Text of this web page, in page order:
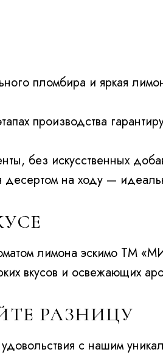
пломбира и яркая
производства
без искусственных
десертом на ходу —
лимона эскимо
вкусов и освежающих
РАЗНИЦУ
с нашим